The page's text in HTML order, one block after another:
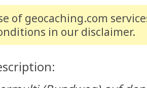
of geocaching.com
in our disclaimer.